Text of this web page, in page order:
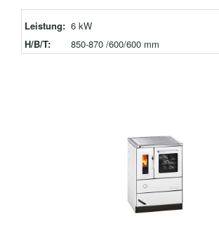
Leistung: 6 kW
H/B/T:
850-870 /600/600 mm